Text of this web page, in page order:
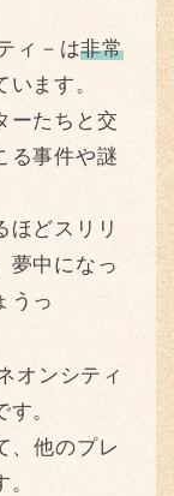
ィ－は非常
ます。
ーたちと交
る事件や謎
ほどスリリ
夢中になっ
うっ
オンシティ
す。
、他のプレ